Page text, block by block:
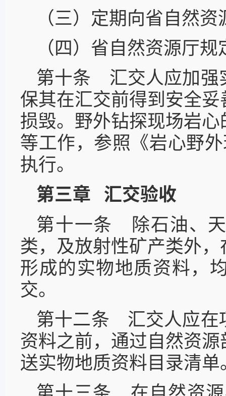
（三）定期向省自然
（四）省自然资源厅
第十条 汇交人应加强
保其在汇交前得到安全
损毁。野外钻探现场岩
等工作，参照《岩心野
执行。
第三章 汇交验收
第十一条 除石油、
类，及放射性矿产类外
形成的实物地质资料，
交。
第十二条 汇交人应在
资料之前，通过自然资
送实物地质资料目录清单